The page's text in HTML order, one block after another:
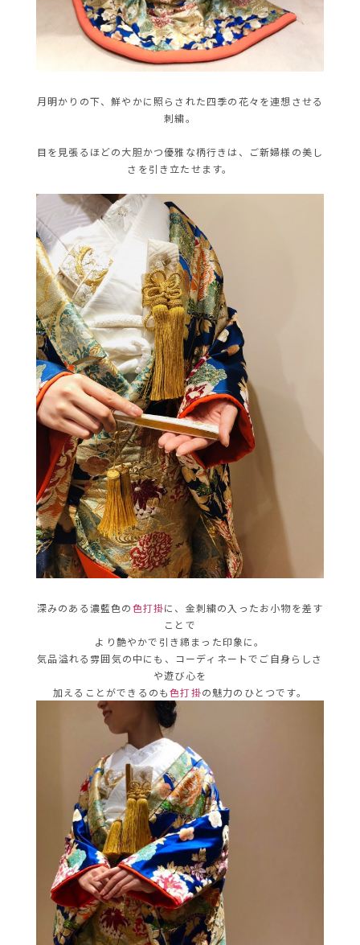
月明かりの下、鮮やかに照らされた四季の花々を連想させる
刺繍。
目を見張るほどの大胆かつ優雅な柄行きは、
ご新婦様の美し
さを引き立たせます。
深みのある濃藍色の色打掛に、金刺繍の入ったお小物を差す
ことで
より艶やかで引き締まった印象に。
気品溢れる雰囲気の中にも、コーディネートでご自身らしさ
や遊び心を
加えることができるのも色打掛の魅力のひとつです。